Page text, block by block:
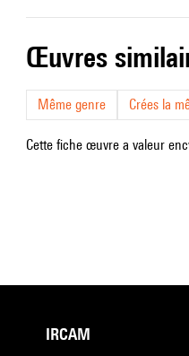
œuvres
Même genre Crées la
Cette fiche œuvre a valeur
IRCAM